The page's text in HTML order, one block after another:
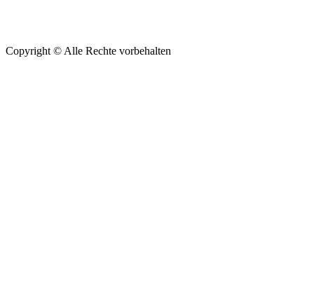
Copyright © Alle Rechte vorbehalten